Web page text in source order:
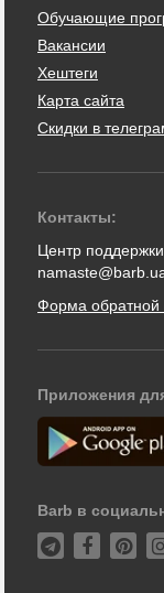
Обучающие
Вакансии
Хештеги
Карта сайта
Скидки в
Контакты:
Центр
Форма обратной
Приложения
Barb в